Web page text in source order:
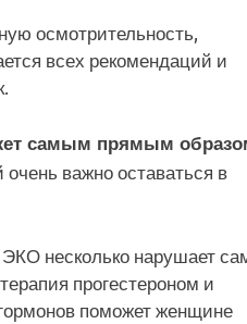
осмотрительность,
всех рекомендаций и
самым прямым
очень важно оставаться в
несколько нарушает
прогестероном и
поможет женщине